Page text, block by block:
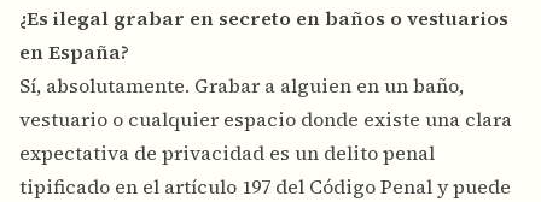
¿Es ilegal grabar en secreto en baños o vestuarios
en España?
Sí, absolutamente. Grabar a alguien en un baño,
vestuario o cualquier espacio donde existe una clara
expectativa de privacidad es un delito penal
tipificado en el artículo 197 del Código Penal y puede